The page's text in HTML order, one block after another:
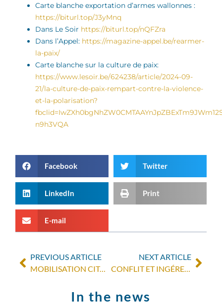
Carte blanche exportation d’armes wallonnes :
https://biturl.top/J3yMnq
Dans Le Soir https://biturl.top/nQFZra
Dans l’Appel: https://magazine-appel.be/rearmer-
la-paix/
Carte blanche sur la culture de paix:
https://www.lesoir.be/624238/article/2024-09-
21/la-culture-de-paix-rempart-contre-la-violence-
et-la-polarisation?
n9h3VQA
Facebook Twitter
LinkedIn Print
E-mail
PREVIOUS ARTICLE
MOBILISATION CITOYENNE : SEMER DES GRAINES, MÊME SUR SOL SEC
NEXT ARTICLE
CONFLIT ET INGÉRENCES : COMPRENDRE LA CRISE SOUDANAISE
In the news